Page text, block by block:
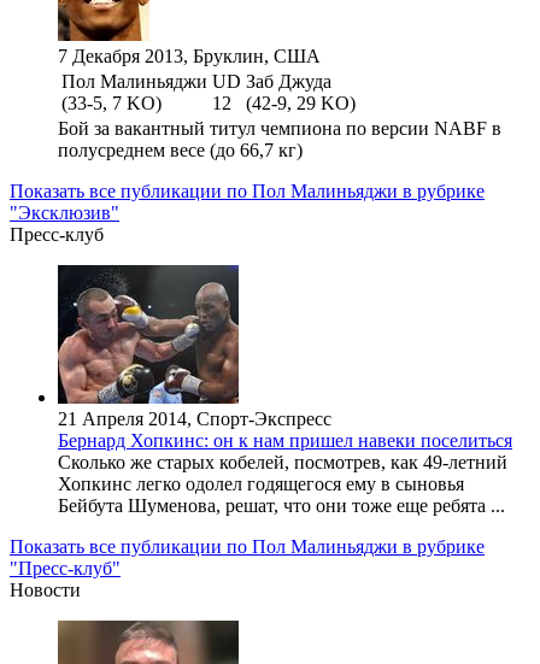
7 Декабря 2013, Бруклин, США
Пол Малиньяджи
(33-5, 7 KO)
UD
12
Заб Джуда
(42-9, 29 KO)
Бой за вакантный титул чемпиона по версии NABF в
полусреднем весе (до 66,7 кг)
Показать все публикации по Пол Малиньяджи в рубрике
"Эксклюзив"
Пресс-клуб
21 Апреля 2014, Спорт-Экспресс
Бернард Хопкинс: он к нам пришел навеки поселиться
Сколько же старых кобелей, посмотрев, как 49-летний
Хопкинс легко одолел годящегося ему в сыновья
Бейбута Шуменова, решат, что они тоже еще ребята ...
Показать все публикации по Пол Малиньяджи в рубрике
"Пресс-клуб"
Новости